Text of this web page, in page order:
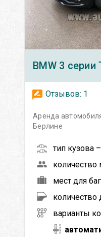
BMW 3 серии
Отзывов: 1
Аренда
Берлине
тип кузова –
количество
мест для
количество
варианты